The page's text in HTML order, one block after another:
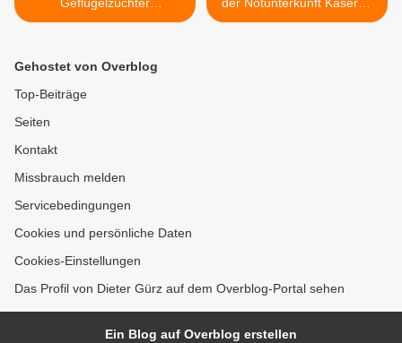
überraschen Bilhildis-Kinder
absolvierten beim BFW in
Gehostet von Overblog
Top-Beiträge
Seiten
Kontakt
Missbrauch melden
Servicebedingungen
Cookies und persönliche Daten
Cookies-Einstellungen
Das Profil von Dieter Gürz auf dem Overblog-Portal sehen
Ein Blog auf Overblog erstellen